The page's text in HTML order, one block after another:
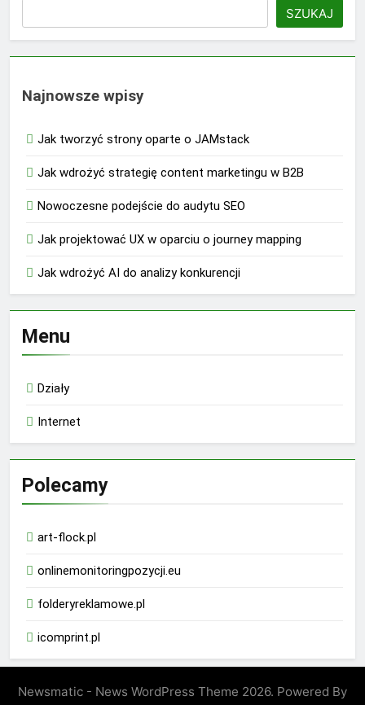
SZUKAJ
Najnowsze wpisy
Jak tworzyć strony oparte o JAMstack
Jak wdrożyć strategię content marketingu w B2B
Nowoczesne podejście do audytu SEO
Jak projektować UX w oparciu o journey mapping
Jak wdrożyć AI do analizy konkurencji
Menu
Działy
Internet
Polecamy
art-flock.pl
onlinemonitoringpozycji.eu
folderyreklamowe.pl
icomprint.pl
Newsmatic - News WordPress Theme 2026. Powered By